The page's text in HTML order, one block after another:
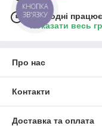
Сьогодні
Показати весь
Про нас
Контакти
Доставка та оплата
КНОПКА
ЗВ'ЯЗКУ